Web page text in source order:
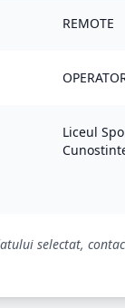
REMOTE
Liceul
selectat,